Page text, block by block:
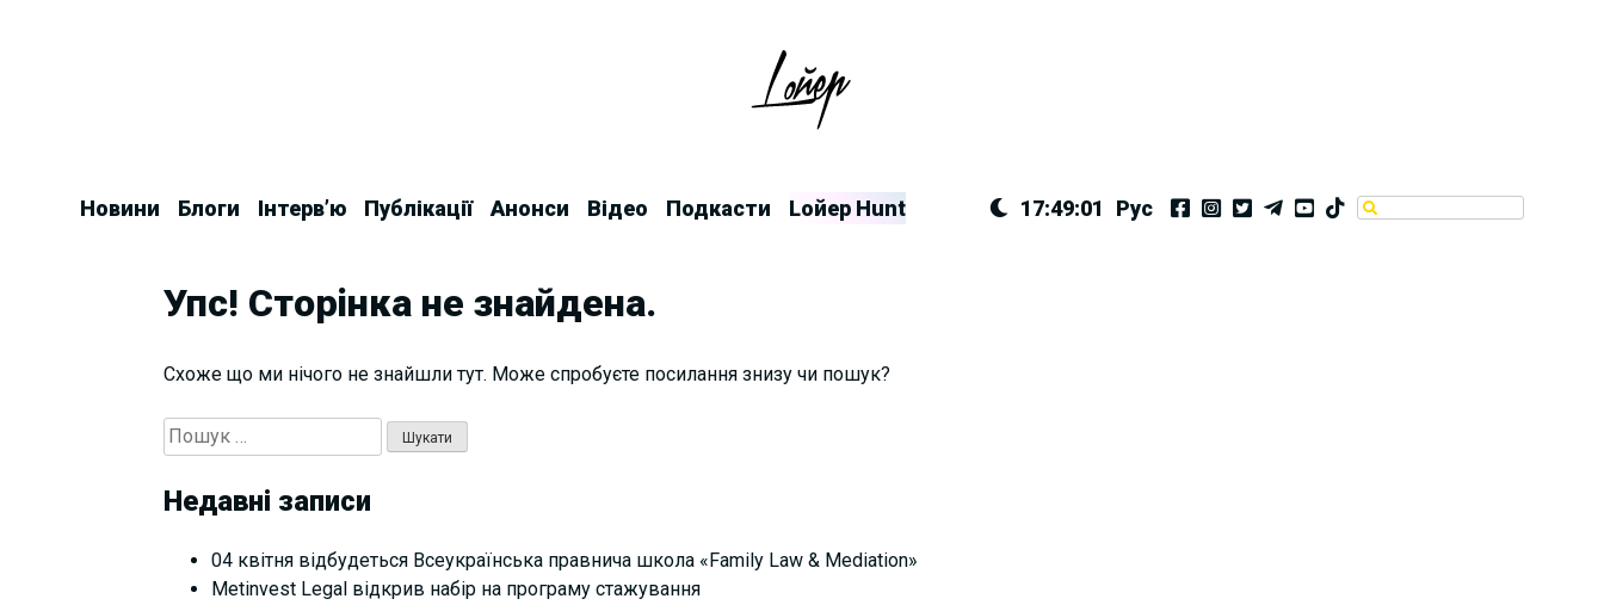
Новини Блоги Інтерв’ю Публікації Анонси Відео Подкасти Lойер Hunt 17:49:01 Рус
Упс! Сторінка не знайдена.
Схоже що ми нічого не знайшли тут. Може спробуєте посилання знизу чи пошук?
Пошук:
Недавні записи
04 квітня відбудеться Всеукраїнська правнича школа «Family Law & Mediation»
Metinvest Legal відкрив набір на програму стажування